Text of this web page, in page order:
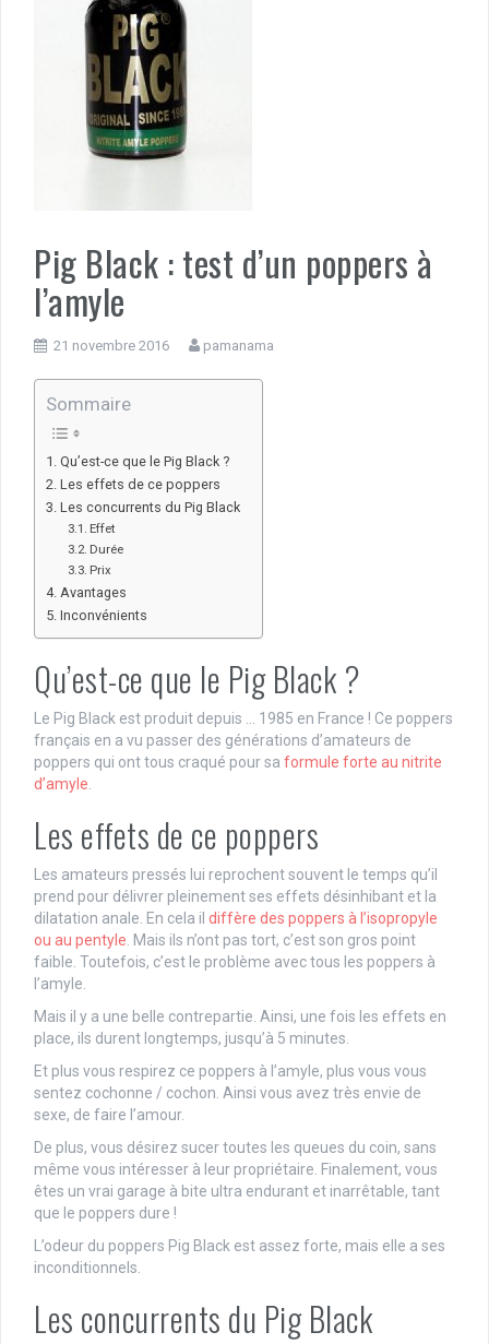
Pig Black : test d’un poppers à
l’amyle
21 novembre 2016 pamanama
Sommaire
Qu’est-ce que le Pig Black ?
Les effets de ce poppers
Les concurrents du Pig Black
Effet
Durée
Prix
Avantages
Inconvénients
Qu’est-ce que le Pig Black ?
Le Pig Black est produit depuis … 1985 en France ! Ce poppers
français en a vu passer des générations d’amateurs de
poppers qui ont tous craqué pour sa formule forte au nitrite
d’amyle
Les effets de ce poppers
Les amateurs pressés lui reprochent souvent le temps qu’il
prend pour délivrer pleinement ses effets désinhibant et la
dilatation anale. En cela il diffère des poppers à l’isopropyle
ou au pentyle . Mais ils n’ont pas tort, c’est son gros point
faible. Toutefois, c’est le problème avec tous les poppers à
l’amyle.
Mais il y a une belle contrepartie. Ainsi, une fois les effets en
place, ils durent longtemps, jusqu’à 5 minutes.
Et plus vous respirez ce poppers à l’amyle, plus vous vous
sentez cochonne / cochon. Ainsi vous avez très envie de
sexe, de faire l’amour.
De plus, vous désirez sucer toutes les queues du coin, sans
même vous intéresser à leur propriétaire. Finalement, vous
êtes un vrai garage à bite ultra endurant et inarrêtable, tant
que le poppers dure !
L’odeur du poppers Pig Black est assez forte, mais elle a ses
inconditionnels.
Les concurrents du Pig Black